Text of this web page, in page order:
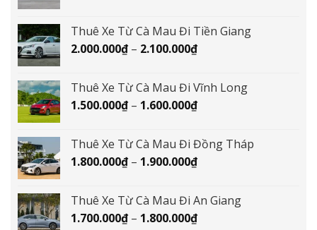
2.100.000₫
đến
Thuê Xe Từ Cà Mau Đi Tiền Giang
2.000.000₫ – 2.100.000₫Khoảng
2.000.000₫
đến
Thuê Xe Từ Cà Mau Đi Vĩnh Long
1.500.000₫ – 1.600.000₫Khoảng
1.500.000₫
đến
Thuê Xe Từ Cà Mau Đi Đồng Tháp
1.800.000₫ – 1.900.000₫Khoảng
1.800.000₫
đến
Thuê Xe Từ Cà Mau Đi An Giang
1.700.000₫ – 1.800.000₫Khoảng